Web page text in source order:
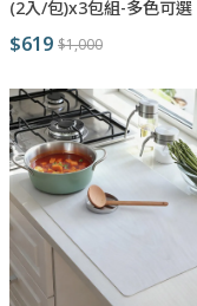
(2入/包)x3包組-多色可選
$619 $1,000